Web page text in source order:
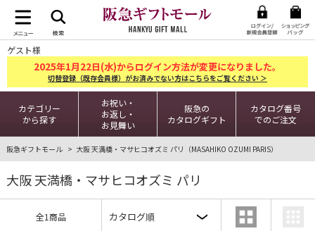
ゲスト様
2025年1月22日(水)からログイン方法が変更になりました。
切替登録（既存会員様）がお済みでない方はこちらをご覧ください ＞
カテゴリー
から探す
お祝い・
お返し・
お見舞い
阪急の
カタログギフト
カタログ番号
でのご注文
阪急ギフトモール 大阪 天満橋・マサヒコオズミ パリ（MASAHIKO OZUMI PARIS）
大阪 天満橋・マサヒコオズミ パリ
全1商品